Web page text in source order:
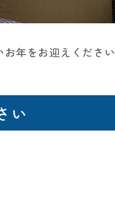
お年をお迎えください
い